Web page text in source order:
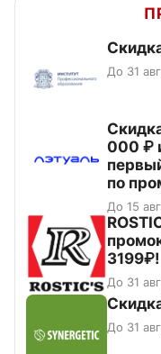
До 31
000 ₽
по
До 15
3199₽!
До 31
До 31